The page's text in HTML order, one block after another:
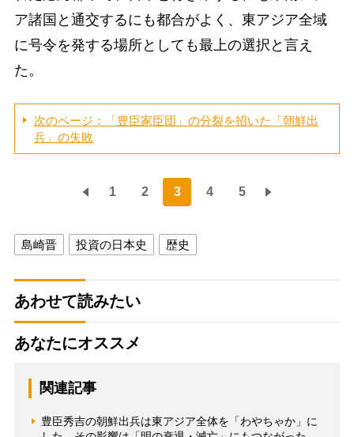
ア諸国と通交するにも都合がよく、東アジア全域
に号令を発する場所としても最上の選択と言え
た。
次のページ：「豊臣家臣団」の分裂を招いた「朝鮮出
兵」の失敗
1 2 3 4 5
島崎晋 投資の日本史 歴史
あわせて読みたい
あなたにオススメ
関連記事
豊臣秀吉の朝鮮出兵は東アジア全体を「わやちゃか」に